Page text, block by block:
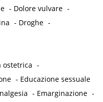
- Dolore vulvare -
- Droghe -
ostetrica -
- Educazione sessuale
- Emarginazione -